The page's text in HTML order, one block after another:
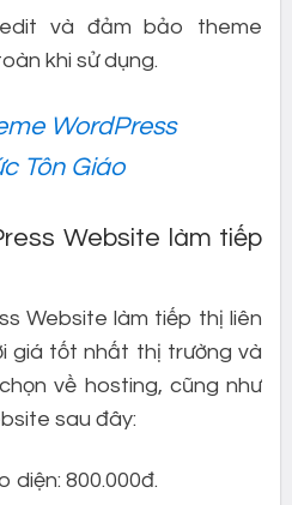
và đảm bảo theme
khi sử dụng.
WordPress
Tôn Giáo
Website làm tiếp
Website làm tiếp thị liên
giá tốt nhất thị trường và
về hosting, cũng như
sau đây:
diện: 800.000đ.